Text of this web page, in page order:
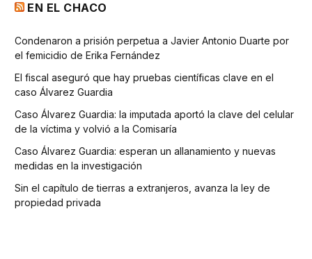
EN EL CHACO
Condenaron a prisión perpetua a Javier Antonio Duarte por
el femicidio de Erika Fernández
El fiscal aseguró que hay pruebas científicas clave en el
caso Álvarez Guardia
Caso Álvarez Guardia: la imputada aportó la clave del celular
de la víctima y volvió a la Comisaría
Caso Álvarez Guardia: esperan un allanamiento y nuevas
medidas en la investigación
Sin el capítulo de tierras a extranjeros, avanza la ley de
propiedad privada